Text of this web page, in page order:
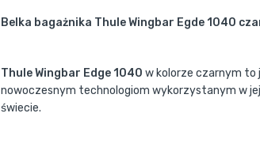
Belka bagażnika Thule Wingbar Egde 1040
Thule Wingbar Edge 1040 w kolorze czarnym to
nowoczesnym technologiom wykorzystanym w
świecie.